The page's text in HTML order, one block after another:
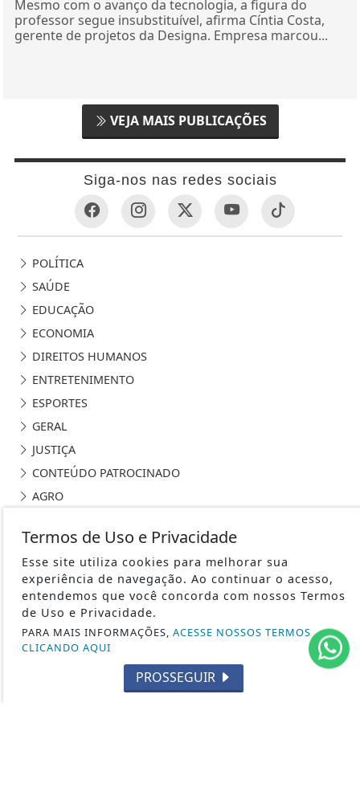
Mesmo com o avanço da tecnologia, a figura do
professor segue insubstituível, afirma Cíntia Costa,
gerente de projetos da Designa. Empresa marcou...
VEJA MAIS PUBLICAÇÕES
Siga-nos nas redes sociais
POLÍTICA
SAÚDE
EDUCAÇÃO
ECONOMIA
DIREITOS HUMANOS
ENTRETENIMENTO
ESPORTES
GERAL
JUSTIÇA
CONTEÚDO PATROCINADO
AGRO
INDICADORES ECONÔMICOS
WWW.RADIOALTOTAQUARI.COM.BR - TODOS OS DIREITOS
TERMOS DE USO E PRIVACIDADE
Termos de Uso e Privacidade
Esse site utiliza cookies para melhorar sua
experiência de navegação. Ao continuar o acesso,
entendemos que você concorda com nossos Termos
de Uso e Privacidade.
PARA MAIS INFORMAÇÕES, ACESSE NOSSOS TERMOS
CLICANDO AQUI
PROSSEGUIR